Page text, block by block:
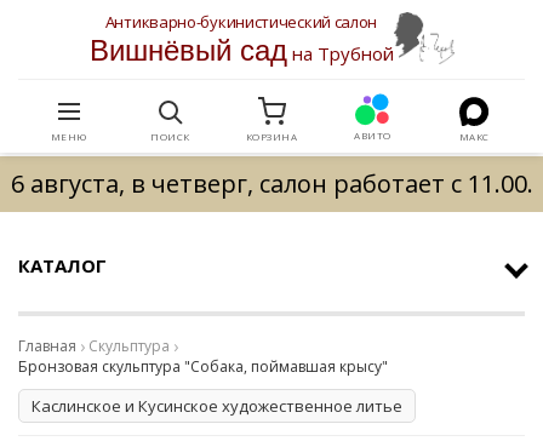
Антикварно-букинистический салон
Вишнёвый садна Трубной
МЕНЮ ПОИСК КОРЗИНА АВИТО МАКС
6 августа, в четверг, салон работает с 11.00.
КАТАЛОГ
Главная
Скульптура
Бронзовая скульптура "Собака, поймавшая крысу"
Каслинское и Кусинское художественное литье